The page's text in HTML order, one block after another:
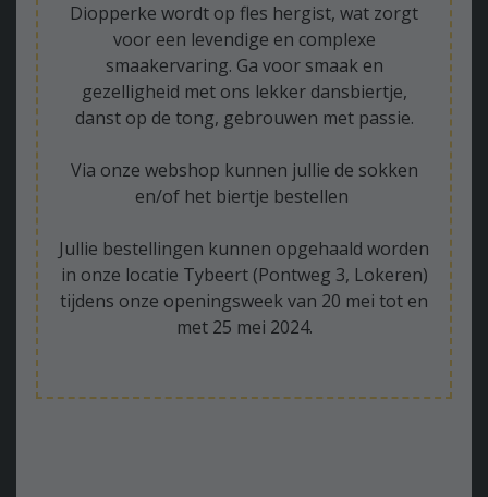
Diopperke wordt op fles hergist, wat zorgt
voor een levendige en complexe
smaakervaring. Ga voor smaak en
gezelligheid met ons lekker dansbiertje,
danst op de tong, gebrouwen met passie.
Via onze webshop kunnen jullie de sokken
en/of het biertje bestellen
Jullie bestellingen kunnen opgehaald worden
in onze locatie Tybeert (Pontweg 3, Lokeren)
tijdens onze openingsweek van 20 mei tot en
met 25 mei 2024.